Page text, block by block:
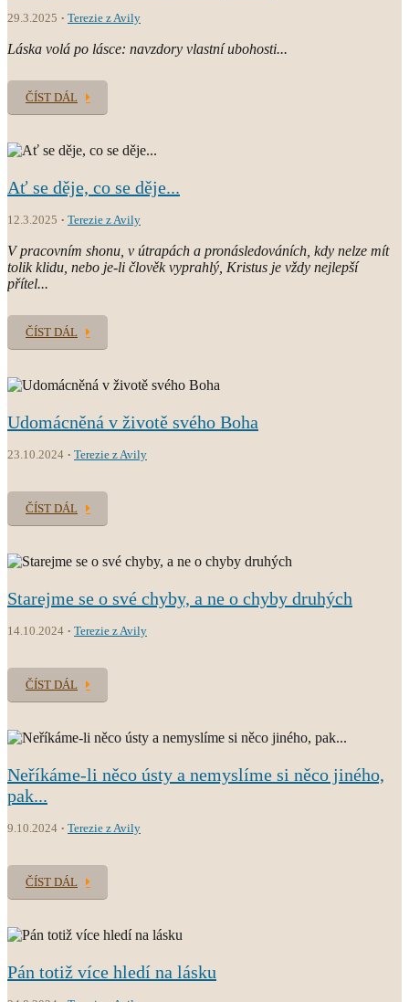
29.3.2025 Terezie z Avily
Láska volá po lásce: navzdory vlastní ubohosti...
ČÍST DÁL
Ať se děje, co se děje...
12.3.2025 Terezie z Avily
V pracovním shonu, v útrapách a pronásledováních, kdy nelze mít
tolik klidu, nebo je-li člověk vyprahlý, Kristus je vždy nejlepší
přítel...
ČÍST DÁL
Udomácněná v životě svého Boha
23.10.2024 Terezie z Avily
ČÍST DÁL
Starejme se o své chyby, a ne o chyby druhých
14.10.2024 Terezie z Avily
ČÍST DÁL
Neříkáme-li něco ústy a nemyslíme si něco jiného,
pak...
9.10.2024 Terezie z Avily
ČÍST DÁL
Pán totiž více hledí na lásku